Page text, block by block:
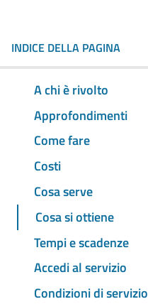
INDICE DELLA PAGINA
A chi è rivolto
Approfondimenti
Come fare
Costi
Cosa serve
Cosa si ottiene
Tempi e scadenze
Accedi al servizio
Condizioni di servizio